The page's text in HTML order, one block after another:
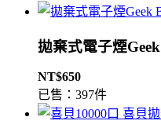
拋棄式電子煙
NT$650
已售：397件